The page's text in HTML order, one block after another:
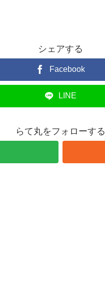
シェアする
Facebook
LINE
らて丸をフォローする